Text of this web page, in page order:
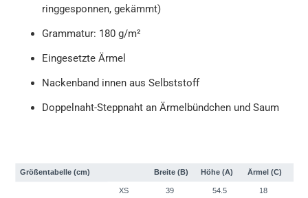
ringgesponnen, gekämmt)
Grammatur: 180 g/m²
Eingesetzte Ärmel
Nackenband innen aus Selbststoff
Doppelnaht-Steppnaht an Ärmelbündchen und Saum